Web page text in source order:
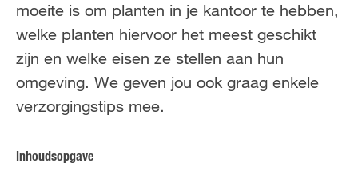
moeite is om planten in je kantoor te hebben,
welke planten hiervoor het meest geschikt
zijn en welke eisen ze stellen aan hun
omgeving. We geven jou ook graag enkele
verzorgingstips mee.
Inhoudsopgave